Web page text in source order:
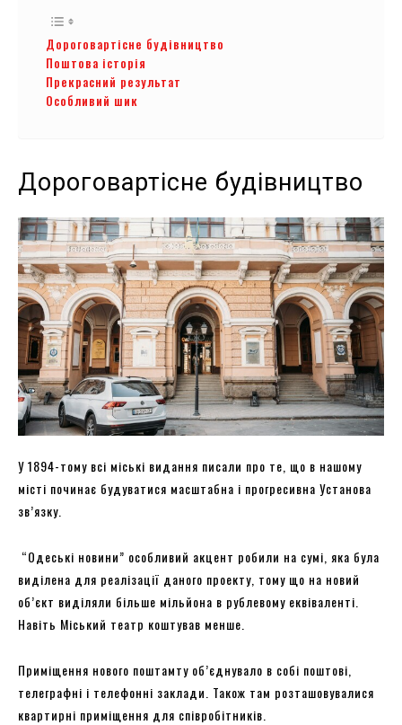
Дороговартісне будівництво
Поштова історія
Прекрасний результат
Особливий шик
Дороговартісне будівництво
У 1894-тому всі міські видання писали про те, що в нашому
місті починає будуватися масштабна і прогресивна Установа
зв’язку.
“Одеські новини” особливий акцент робили на сумі, яка була
виділена для реалізації даного проекту, тому що на новий
об’єкт виділяли більше мільйона в рублевому еквіваленті.
Навіть Міський театр коштував менше.
Приміщення нового поштамту об’єднувало в собі поштові,
телеграфні і телефонні заклади. Також там розташовувалися
квартирні приміщення для співробітників.